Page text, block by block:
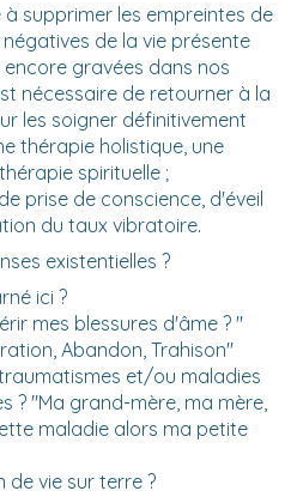
supprimer les empreintes de
de la vie présente
gravées dans nos
nécessaire de retourner à la
les soigner définitivement
thérapie holistique, une
spirituelle ;
prise de conscience, d'éveil
du taux vibratoire.
existentielles ?
ici ?
mes blessures d'âme ? "
Abandon, Trahison"
et/ou maladies
? "Ma grand-mère, ma mère,
maladie alors ma petite
de vie sur terre ?